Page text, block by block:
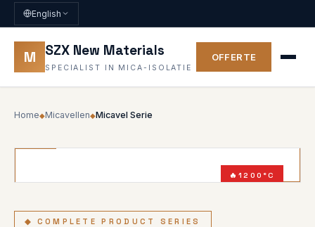
English
M SZX New Materials
SPECIALIST IN MICA-ISOLATIE
OFFERTE
Home◆Micavellen◆Micavel Serie
1200°C
◆ COMPLETE PRODUCT SERIES